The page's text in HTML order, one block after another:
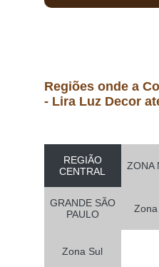
Regiões onde a
- Lira Luz Decor
REGIÃO
CENTRAL
ZONA
GRANDE SÃO
PAULO
Zona Sul